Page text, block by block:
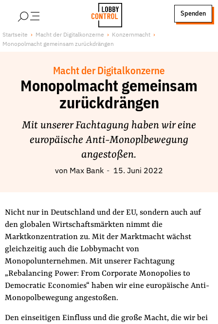
LobbyControl
StartSeite
Spenden
Über uns
Finanzierung
Lobbykritische Stadtführungen
Unsere Schwerpunkte
Lobbykontrolle und Regeln
Lobbyismus und Klima
Fördermitglied werden
Jetzt Spenden
Geschenkspende
Bußgelder und Geldauflagen
Projektspende
Testamentsspende
Presse
Startseite Macht der Digitalkonzerne
Konzernmacht
Monopolmacht gemeinsam zurückdrängen
Macht der Digitalkonzerne
Monopolmacht gemeinsam
zurückdrängen
Mit unserer Fachtagung haben wir eine
europäische Anti-Monoplbewegung
angestoßen.
von Max Bank 15. Juni 2022
Nicht nur in Deutschland und der EU, sondern auch auf
den globalen Wirtschaftsmärkten nimmt die
Marktkonzentration zu. Mit der Marktmacht wächst
gleichzeitig auch die Lobbymacht von
Monopolunternehmen. Mit unserer Fachtagung
„Rebalancing Power: From Corporate Monopolies to
Democratic Economies“ haben wir eine europäische Anti-
Monopolbewegung angestoßen.
Den einseitigen Einfluss und die große Macht, die wir bei